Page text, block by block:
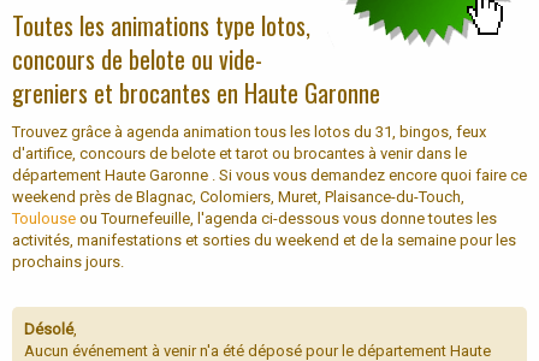
Toutes les animations type lotos,
concours de belote ou vide-
greniers et brocantes en Haute Garonne
Trouvez grâce à agenda animation tous les lotos du 31, bingos, feux
d'artifice, concours de belote et tarot ou brocantes à venir dans le
département Haute Garonne . Si vous vous demandez encore quoi faire ce
weekend près de Blagnac, Colomiers, Muret, Plaisance-du-Touch,
Toulouse ou Tournefeuille, l'agenda ci-dessous vous donne toutes les
activités, manifestations et sorties du weekend et de la semaine pour les
prochains jours.
Désolé,
Aucun événement à venir n'a été déposé pour le département Haute